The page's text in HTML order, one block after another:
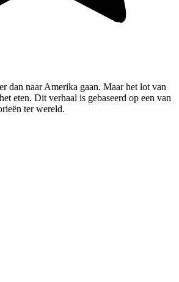
dan naar Amerika gaan. Maar het lot van
eten. Dit verhaal is gebaseerd op een van
ter wereld.